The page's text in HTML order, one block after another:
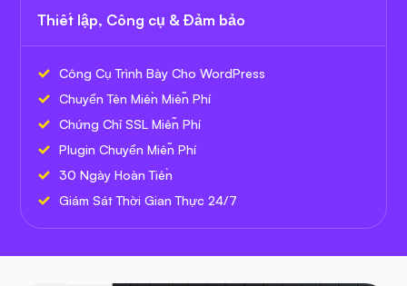
Thiết lập, Công cụ & Đảm bảo
Công Cụ Trình Bày Cho WordPress
Chuyển Tên Miền Miễn Phí
Chứng Chỉ SSL Miễn Phí
Plugin Chuyển Miễn Phí
30 Ngày Hoàn Tiền
Giám Sát Thời Gian Thực 24/7